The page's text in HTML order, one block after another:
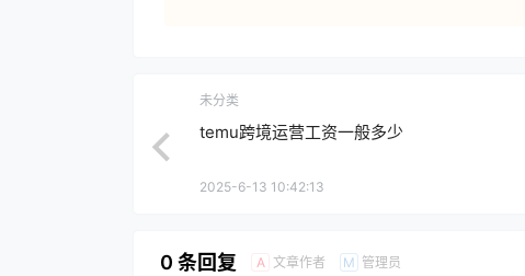
未分类
temu跨境运营工资一般多少
2025-6-13 10:42:13
0 条回复 A 文章作者 M 管理员